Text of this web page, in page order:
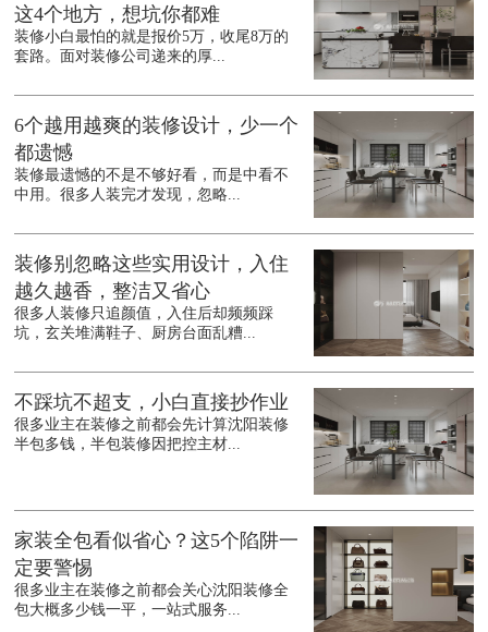
这4个地方，想坑你都难
装修小白最怕的就是报价5万，收尾8万的
套路。面对装修公司递来的厚...
6个越用越爽的装修设计，少一个
都遗憾
装修最遗憾的不是不够好看，而是中看不
中用。很多人装完才发现，忽略...
装修别忽略这些实用设计，入住
越久越香，整洁又省心
很多人装修只追颜值，入住后却频频踩
坑，玄关堆满鞋子、厨房台面乱糟...
不踩坑不超支，小白直接抄作业
很多业主在装修之前都会先计算沈阳装修
半包多钱，半包装修因把控主材...
家装全包看似省心？这5个陷阱一
定要警惕
很多业主在装修之前都会关心沈阳装修全
包大概多少钱一平，一站式服务...